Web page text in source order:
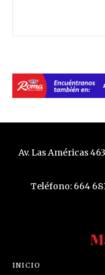
Av. Las Américas
Teléfono: 664
INICIO